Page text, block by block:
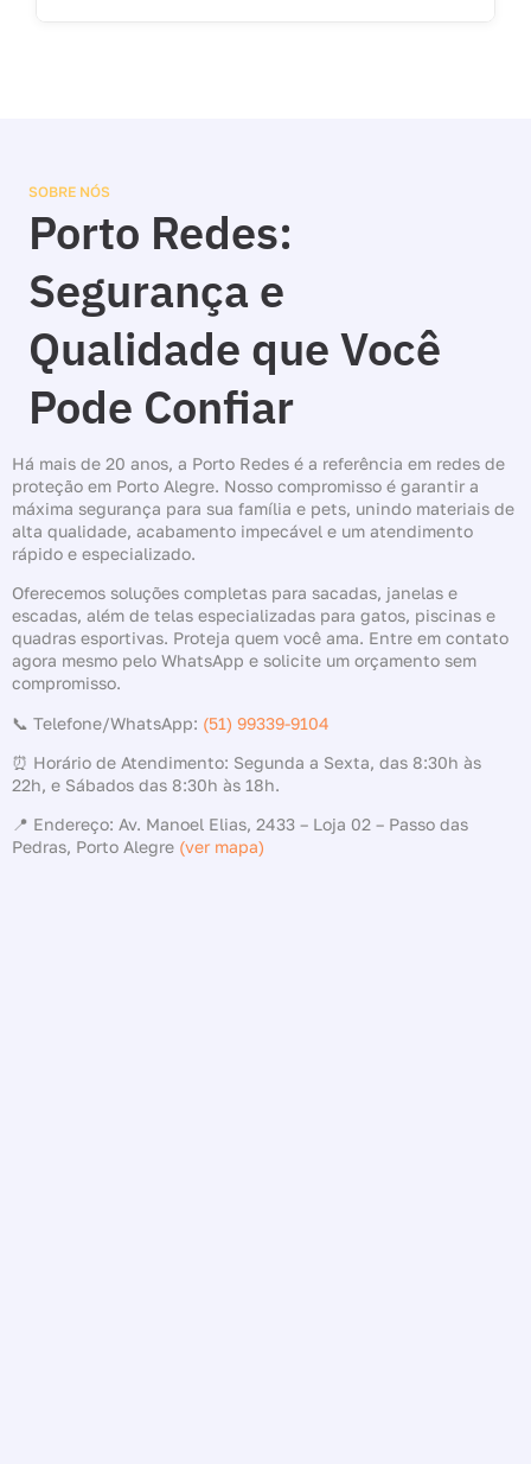
SOBRE NÓS
Porto Redes:
Segurança e
Qualidade que Você
Pode Confiar
Há mais de 20 anos, a Porto Redes é a referência em redes de
proteção em Porto Alegre. Nosso compromisso é garantir a
máxima segurança para sua família e pets, unindo materiais de
alta qualidade, acabamento impecável e um atendimento
rápido e especializado.
Oferecemos soluções completas para sacadas, janelas e
escadas, além de telas especializadas para gatos, piscinas e
quadras esportivas. Proteja quem você ama. Entre em contato
agora mesmo pelo WhatsApp e solicite um orçamento sem
compromisso.
📞 Telefone/WhatsApp: (51) 99339-9104
⏰ Horário de Atendimento: Segunda a Sexta, das 8:30h às
22h, e Sábados das 8:30h às 18h.
📍 Endereço: Av. Manoel Elias, 2433 – Loja 02 – Passo das
Pedras, Porto Alegre (ver mapa)